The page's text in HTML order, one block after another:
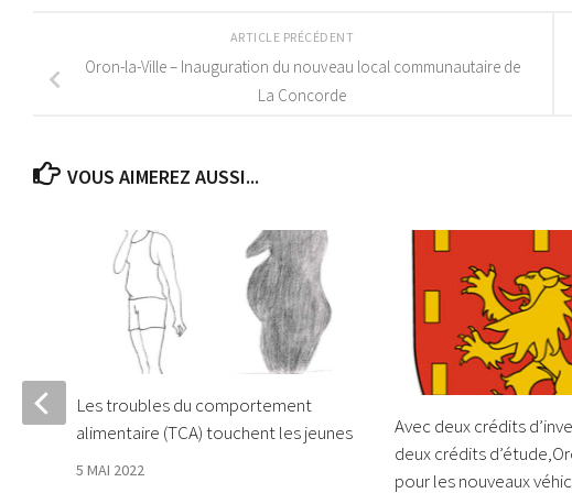
ARTICLE PRÉCÉDENT
Oron-la-Ville – Inauguration du nouveau local communautaire de
La Concorde
VOUS AIMEREZ AUSSI...
Avec deux crédits
deux crédits
pour les nouveaux
Les troubles du comportement
alimentaire (TCA) touchent les jeunes
5 MAI 2022